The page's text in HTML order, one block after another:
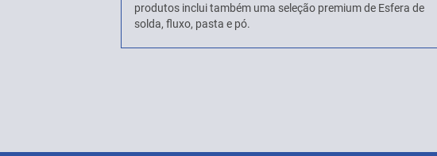
produtos inclui também uma seleção premium de Esfera de
solda, fluxo, pasta e pó.